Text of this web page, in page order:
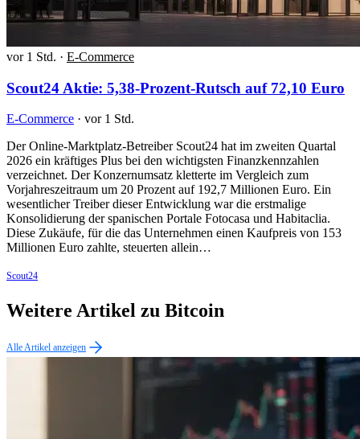
vor 1 Std. · E-Commerce
Scout24 Aktie: 5,38-Prozent-Rutsch auf 72,10 Euro
E-Commerce · vor 1 Std.
Der Online-Marktplatz-Betreiber Scout24 hat im zweiten Quartal
2026 ein kräftiges Plus bei den wichtigsten Finanzkennzahlen
verzeichnet. Der Konzernumsatz kletterte im Vergleich zum
Vorjahreszeitraum um 20 Prozent auf 192,7 Millionen Euro. Ein
wesentlicher Treiber dieser Entwicklung war die erstmalige
Konsolidierung der spanischen Portale Fotocasa und Habitaclia.
Diese Zukäufe, für die das Unternehmen einen Kaufpreis von 153
Millionen Euro zahlte, steuerten allein…
Scout24
Weitere Artikel zu Bitcoin
Alle Artikel anzeigen